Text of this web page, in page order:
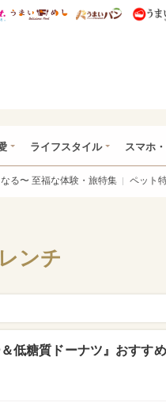
総研 ディズニー特集
mimot. うまいめし うまい
ライフスタイル スマホ
る〜 至福な体験・旅特集 ペット
ンチ
低糖質ドーナツ』おすす